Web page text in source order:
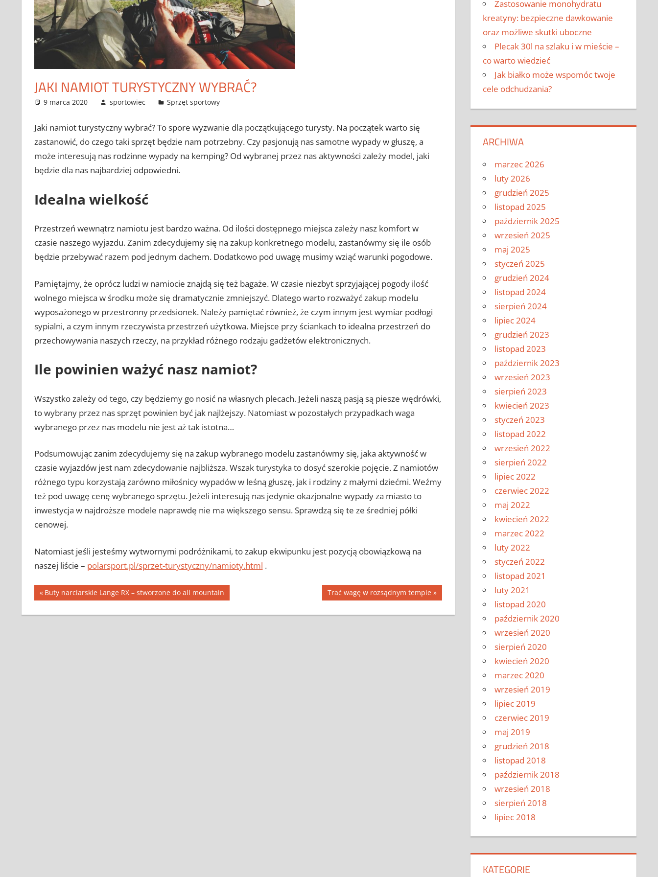
JAKI NAMIOT TURYSTYCZNY WYBRAĆ?
9 marca 2020 sportowiec Sprzęt sportowy
Jaki namiot turystyczny wybrać? To spore wyzwanie dla początkującego turysty. Na początek warto się
zastanowić, do czego taki sprzęt będzie nam potrzebny. Czy pasjonują nas samotne wypady w głuszę, a
może interesują nas rodzinne wypady na kemping? Od wybranej przez nas aktywności zależy model, jaki
będzie dla nas najbardziej odpowiedni.
Idealna wielkość
Przestrzeń wewnątrz namiotu jest bardzo ważna. Od ilości dostępnego miejsca zależy nasz komfort w
czasie naszego wyjazdu. Zanim zdecydujemy się na zakup konkretnego modelu, zastanówmy się ile osób
będzie przebywać razem pod jednym dachem. Dodatkowo pod uwagę musimy wziąć warunki pogodowe.
Pamiętajmy, że oprócz ludzi w namiocie znajdą się też bagaże. W czasie niezbyt sprzyjającej pogody ilość
wolnego miejsca w środku może się dramatycznie zmniejszyć. Dlatego warto rozważyć zakup modelu
wyposażonego w przestronny przedsionek. Należy pamiętać również, że czym innym jest wymiar podłogi
sypialni, a czym innym rzeczywista przestrzeń użytkowa. Miejsce przy ściankach to idealna przestrzeń do
przechowywania naszych rzeczy, na przykład różnego rodzaju gadżetów elektronicznych.
Ile powinien ważyć nasz namiot?
Wszystko zależy od tego, czy będziemy go nosić na własnych plecach. Jeżeli naszą pasją są piesze wędrówki,
to wybrany przez nas sprzęt powinien być jak najlżejszy. Natomiast w pozostałych przypadkach waga
wybranego przez nas modelu nie jest aż tak istotna…
Podsumowując zanim zdecydujemy się na zakup wybranego modelu zastanówmy się, jaka aktywność w
czasie wyjazdów jest nam zdecydowanie najbliższa. Wszak turystyka to dosyć szerokie pojęcie. Z namiotów
różnego typu korzystają zarówno miłośnicy wypadów w leśną głuszę, jak i rodziny z małymi dziećmi. Weźmy
też pod uwagę cenę wybranego sprzętu. Jeżeli interesują nas jedynie okazjonalne wypady za miasto to
inwestycja w najdroższe modele naprawdę nie ma większego sensu. Sprawdzą się te ze średniej półki
cenowej.
Natomiast jeśli jesteśmy wytwornymi podróżnikami, to zakup ekwipunku jest pozycją obowiązkową na
naszej liście – polarsport.pl/sprzet-turystyczny/namioty.html .
Nawigacja
wpisu
Previous
Buty narciarskie Lange RX – stworzone do all mountain
Next
Trać wagę w rozsądnym tempie
Zastosowanie monohydratu
kreatyny: bezpieczne dawkowanie
oraz możliwe skutki uboczne
Plecak 30l na szlaku i w mieście –
co warto wiedzieć
Jak białko może wspomóc twoje
cele odchudzania?
ARCHIWA
marzec 2026
luty 2026
grudzień 2025
listopad 2025
październik 2025
wrzesień 2025
maj 2025
styczeń 2025
grudzień 2024
listopad 2024
sierpień 2024
lipiec 2024
grudzień 2023
listopad 2023
październik 2023
wrzesień 2023
sierpień 2023
kwiecień 2023
styczeń 2023
listopad 2022
wrzesień 2022
sierpień 2022
lipiec 2022
czerwiec 2022
maj 2022
kwiecień 2022
marzec 2022
luty 2022
styczeń 2022
listopad 2021
luty 2021
listopad 2020
październik 2020
wrzesień 2020
sierpień 2020
kwiecień 2020
marzec 2020
wrzesień 2019
lipiec 2019
czerwiec 2019
maj 2019
grudzień 2018
listopad 2018
październik 2018
wrzesień 2018
sierpień 2018
lipiec 2018
KATEGORIE